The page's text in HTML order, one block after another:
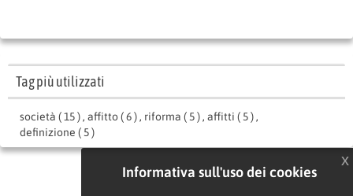
Tag più utilizzati
società ( 15 ) , affitto ( 6 ) , riforma ( 5 ) , affitti ( 5 ) ,
definizione ( 5 )
Informativa sull'uso dei cookies
x